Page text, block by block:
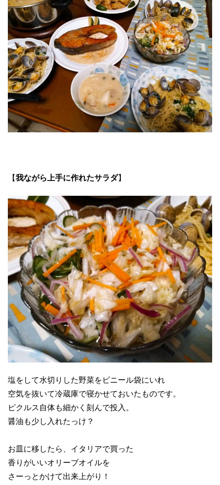
【我ながら上手に作れたサラダ】
塩をして水切りした野菜をビニール袋にいれ
空気を抜いて冷蔵庫で寝かせておいたものです。
ピクルス自体も細かく刻んで投入。
醤油も少し入れたっけ？
お皿に移したら、イタリアで買った
香りがいいオリーブオイルを
さーっとかけて出来上がり！